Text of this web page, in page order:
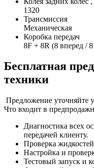
1320
Трансмиссия
Механическая
Коробка передач
8F + 8R (8 вперед / 8
Бесплатная
техники
Предложение уточняйте
Что входит в
Диагностика всех
передачей клиенту.
Проверка
Настройка и
Тестовый запуск и